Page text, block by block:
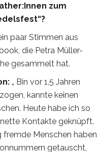
zum
paar Stimmen aus
die Petra Müller-
gesammelt hat.
„ Bin vor 1,5 Jahren
kannte keinen
Heute habe ich so
Kontakte geknüpft.
fremde Menschen haben
getauscht,